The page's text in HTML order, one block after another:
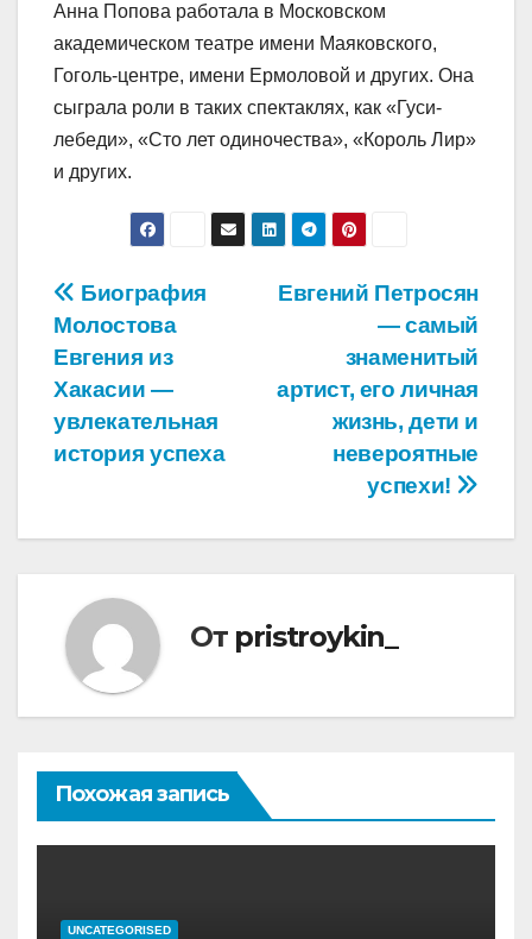
Анна Попова работала в Московском
академическом театре имени Маяковского,
Гоголь-центре, имени Ермоловой и других. Она
сыграла роли в таких спектаклях, как «Гуси-
лебеди», «Сто лет одиночества», «Король Лир»
и других.
Навигация
по
записям
Евгений Петросян
— самый
знаменитый
артист, его личная
жизнь, дети и
невероятные
успехи!
Биография
Молостова
Евгения из
Хакасии —
увлекательная
история успеха
От pristroykin_
Похожая запись
UNCATEGORISED